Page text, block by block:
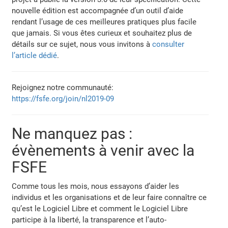
nouvelle édition est accompagnée d’un outil d’aide
rendant l’usage de ces meilleures pratiques plus facile
que jamais. Si vous êtes curieux et souhaitez plus de
détails sur ce sujet, nous vous invitons àconsulter
l’article dédié.
Rejoignez notre communauté:
https://fsfe.org/join/nl2019-09
Ne manquez pas :
évènements à venir avec la
FSFE
Comme tous les mois, nous essayons d’aider les
individus et les organisations et de leur faire connaître ce
qu’est le Logiciel Libre et comment le Logiciel Libre
participe à la liberté, la transparence et l’auto-